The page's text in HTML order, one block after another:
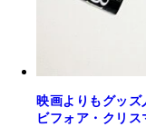
映画よりもグッ
ビフォア・クリ